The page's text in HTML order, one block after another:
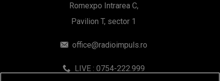
Romexpo Intrarea C,
Pavilion T, sector 1
office@radioimpuls.ro
LIVE : 0754-222.999